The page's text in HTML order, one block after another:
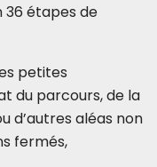
36 étapes de
petites
du parcours, de la
d’autres aléas non
fermés,